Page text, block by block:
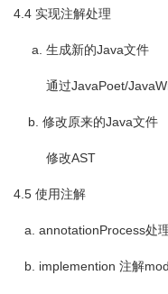
4.4 实现注解处理
a. 生成新的Java文件
通过JavaPoet/
b. 修改原来的Java文件
修改AST
4.5 使用注解
a. annotationProcess处
b. implemention 注解